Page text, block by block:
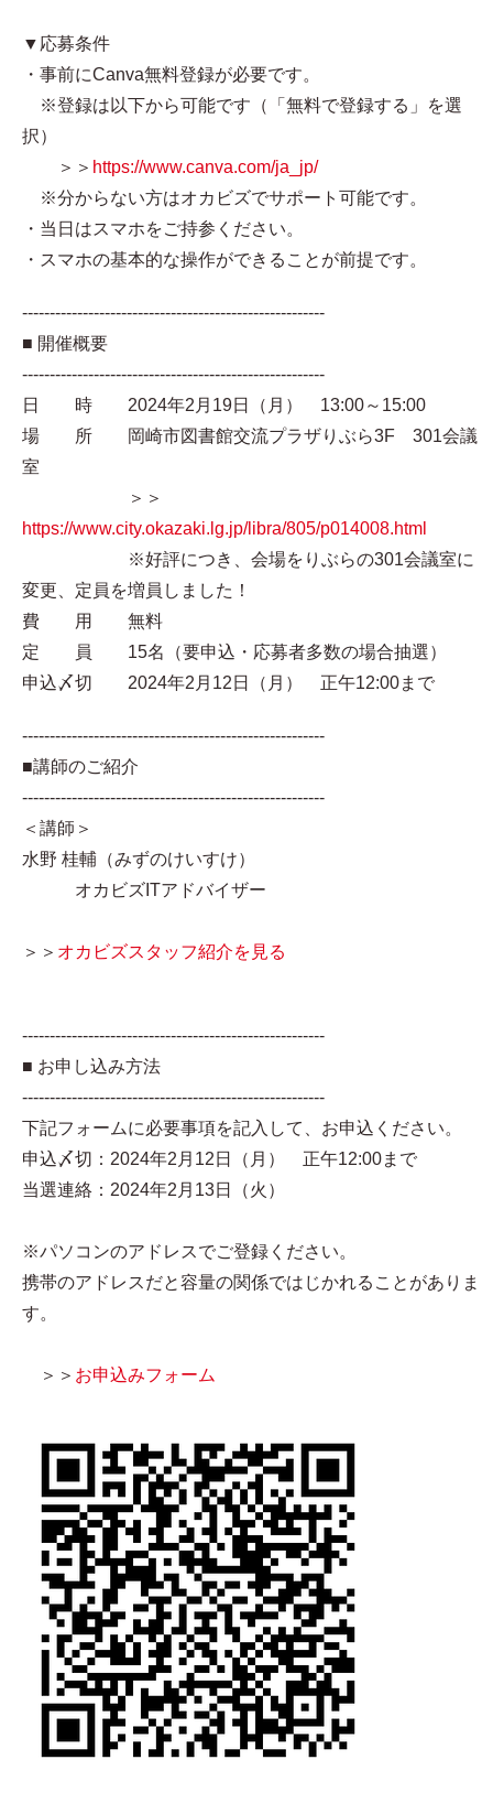
▼応募条件
・事前にCanva無料登録が必要です。
※登録は以下から可能です（「無料で登録する」を選
択）
＞＞ https://www.canva.com/ja_jp/
※分からない方はオカビズでサポート可能です。
・当日はスマホをご持参ください。
・スマホの基本的な操作ができることが前提です。
-------------------------------------------------------
■ 開催概要
-------------------------------------------------------
日 時 2024年2月19日（月） 13:00～15:00
場 所 岡崎市図書館交流プラザりぶら3F 301会議
室
＞＞
https://www.city.okazaki.lg.jp/libra/805/p014008.html
※好評につき、会場をりぶらの301会議室に
変更、定員を増員しました！
費 用 無料
定 員 15名（要申込・応募者多数の場合抽選）
申込〆切 2024年2月12日（月） 正午12:00まで
-------------------------------------------------------
■講師のご紹介
-------------------------------------------------------
＜講師＞
水野 桂輔（みずのけいすけ）
オカビズITアドバイザー
＞＞ オカビズスタッフ紹介を見る
-------------------------------------------------------
■ お申し込み方法
-------------------------------------------------------
下記フォームに必要事項を記入して、お申込ください。
申込〆切：2024年2月12日（月） 正午12:00まで
当選連絡：2024年2月13日（火）
※パソコンのアドレスでご登録ください。
携帯のアドレスだと容量の関係ではじかれることがありま
す。
＞＞ お申込みフォーム